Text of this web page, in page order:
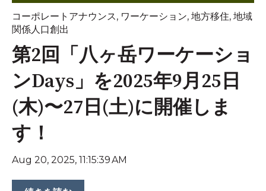
コーポレートアナウンス, ワーケーション, 地方移住, 地域
関係人口創出
第2回「八ヶ岳ワーケーショ
ンDays」を2025年9月25日
(木)〜27日(土)に開催しま
す！
Aug 20, 2025, 11:15:39 AM